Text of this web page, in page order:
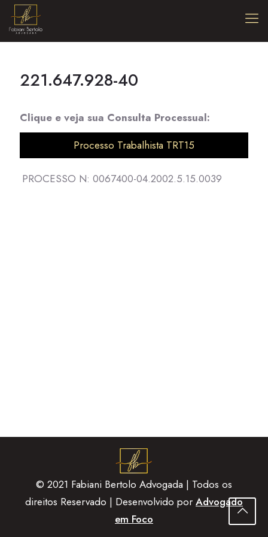
221.647.928-40
Clique e veja sua Consulta Processual:
Processo Trabalhista TRT15
PROCESSO N: 0067400-04.2002.5.15.0039
© 2021 Fabiani Bertolo Advogada | Todos os
direitos Reservado | Desenvolvido por Advogado
em Foco